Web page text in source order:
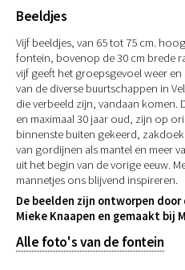
Beeldjes
Vijf beeldjes, van 65 tot 75 cm.
fontein, bovenop de 30 cm brede
vijf geeft het groepsgevoel weer
van de diverse buurtschappen in
die verbeeld zijn, vandaan komen.
en maximaal 30 jaar oud, zijn op
binnenste buiten gekeerd,
van gordijnen als mantel en meer
uit het begin van de vorige eeuw.
mannetjes ons blijvend inspireren.
De beelden zijn ontworpen
Mieke Knaapen en gemaakt bij
Alle foto's van de fontein